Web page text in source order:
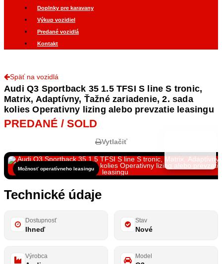
Doplnky pre karavany
Výkup vozidiel
Predané vozidlá
Kontakt
Späť na vozidlá
Audi Q3 Sportback 35 1.5 TFSI S line S tronic,
Matrix, Adaptívny, Ťažné zariadenie, 2. sada
kolies Operativny lizing alebo prevzatie leasingu
PREDANÉ / SOLD
Vytlačiť
Možnosť operatívneho leasingu
Technické údaje
Dostupnosť
Ihneď
Stav
Nové
Výrobca Model